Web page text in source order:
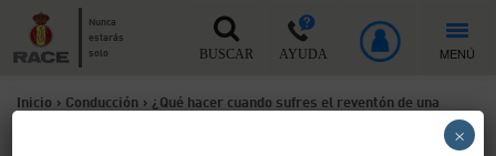
Nunca
estarás
solo
BUSCAR AYUDA MENÚ
Inicio > Conducción > ¿Qué hacer cuando sufres el reventón de una
×